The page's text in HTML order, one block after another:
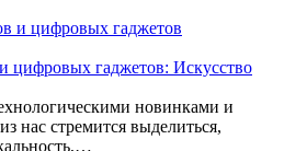
цифровых гаджетов: Искусство
новинками и
нас стремится выделиться,